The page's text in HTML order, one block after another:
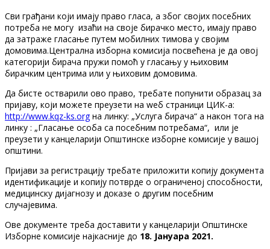
Сви грађани који имају право гласа, а због својих посебних
потреба не могу изаћи на своје бирачко место, имају право
да затраже гласање путем мобилних тимова у својим
домовима.Централна изборна комисија посвећена је да овој
категорији бирача пружи помоћ у гласању у њиховим
бирачким центрима или у њиховим домовима.
Да бисте остварили ово право, требате попунити образац за
пријаву, који можете преузети на wеб страници ЦИК-а:
http://www.kqz-ks.orgна линку: „Услуга бирача“ а након тога на
линку : „Гласање особа са посебним потребама“, или је
преузети у канцеларији Општинске изборне комисије у вашој
општини.
Пријави за регистрацију требате приложити копију документа
идентификације и копију потврде о ограниченој способности,
медицинску дијагнозу и доказе о другим посебним
случајевима.
Ове документе треба доставити у канцеларији Општинске
Изборне комисије најкасније до 18. Јануара 2021.